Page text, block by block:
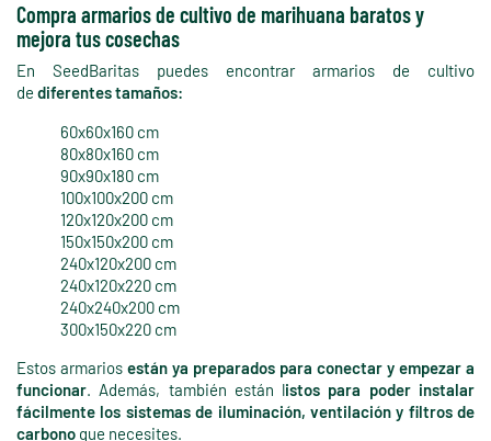
Compra armarios de cultivo de marihuana baratos y
mejora tus cosechas
En SeedBaritas puedes encontrar armarios de cultivo
de diferentes tamaños:
60x60x160 cm
80x80x160 cm
90x90x180 cm
100x100x200 cm
120x120x200 cm
150x150x200 cm
240x120x200 cm
240x120x220 cm
240x240x200 cm
300x150x220 cm
Estos armarios están ya preparados para conectar y empezar a
funcionar. Además, también están listos para poder instalar
fácilmente los sistemas de iluminación, ventilación y filtros de
carbono que necesites.